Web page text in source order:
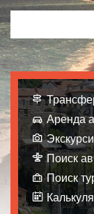
Аренда
Поиск
Поиск